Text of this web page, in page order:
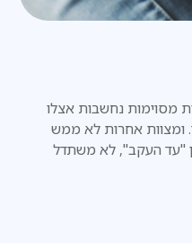
מסוימות נחשבות אצלו
ומצוות אחרות לא ממש
"עד העקב", לא משתדל